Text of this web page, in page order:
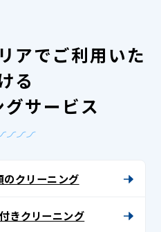
アでご利用いた
る
サービス
のクリーニング
きクリーニング